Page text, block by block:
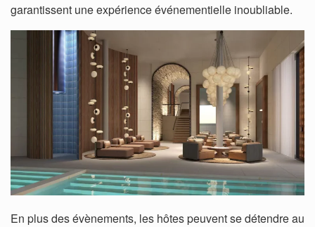
garantissent une expérience événementielle inoubliable.
En plus des évènements, les hôtes peuvent se détendre au